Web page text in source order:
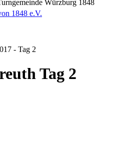
1848 e.V.
- Tag 2
Tag 2